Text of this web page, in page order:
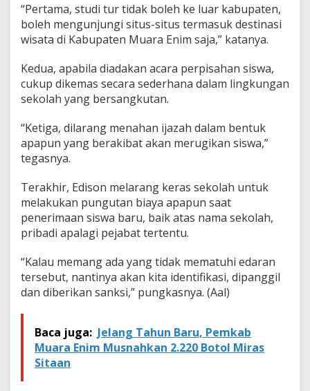
m
a
a
s
w
B
a
r
P
e
r
p
i
a
h
n
k
u
“Pertama, studi tur tidak boleh ke luar kabupaten,
boleh mengunjungi situs-situs termasuk destinasi
wisata di Kabupaten Muara Enim saja,” katanya.
Kedua, apabila diadakan acara perpisahan siswa,
cukup dikemas secara sederhana dalam lingkungan
sekolah yang bersangkutan.
“Ketiga, dilarang menahan ijazah dalam bentuk
apapun yang berakibat akan merugikan siswa,”
tegasnya.
Terakhir, Edison melarang keras sekolah untuk
melakukan pungutan biaya apapun saat
penerimaan siswa baru, baik atas nama sekolah,
pribadi apalagi pejabat tertentu.
“Kalau memang ada yang tidak mematuhi edaran
tersebut, nantinya akan kita identifikasi, dipanggil
dan diberikan sanksi,” pungkasnya. (Aal)
Baca juga: Jelang Tahun Baru, Pemkab
Muara Enim Musnahkan 2.220 Botol Miras
Sitaan